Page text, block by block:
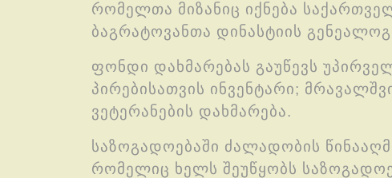
რომელთა მიზანიც იქნება
ბაგრატოვანთა დინასტიის
ფონდი დახმარებას გაუწევს
პირებისათვის ინვენტარი;
ვეტერანების დახმარება.
საზოგადოებაში ძალადობის
რომელიც ხელს შეუწყობს